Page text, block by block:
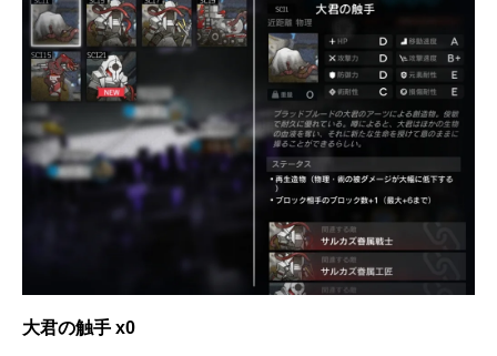
大君の触手 x0